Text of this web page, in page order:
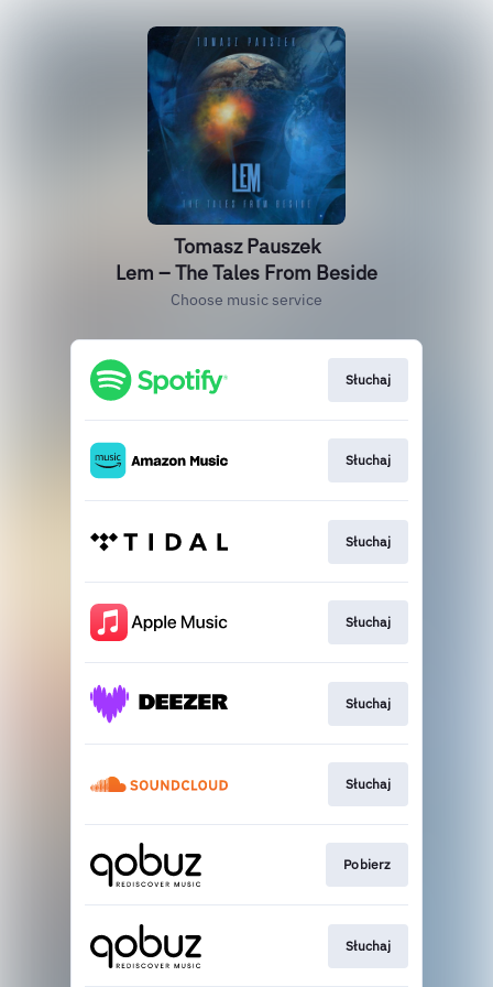
Tomasz Pauszek
Lem – The Tales From Beside
Choose music service
Słuchaj
Słuchaj
Słuchaj
Słuchaj
Słuchaj
Słuchaj
Pobierz
Słuchaj